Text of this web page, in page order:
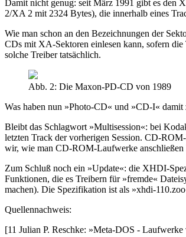
Damit nicht genug: seit März 1991 gibt es den
2/XA 2 mit 2324 Bytes), die innerhalb eines
Wie man schon an den Bezeichnungen der
CDs mit XA-Sektoren einlesen kann, sofern
solche Treiber tatsächlich.
Abb. 2: Die Maxon-PD-CD von 1989
Was haben nun »Photo-CD« und »CD-I«
Bleibt das Schlagwort »Multisession«: bei
letzten Track der vorherigen Session. CD-
wir, wie man CD-ROM-Laufwerke
Zum Schluß noch ein »Update«: die XHDI-
Funktionen, die es Treibern für »fremde«
machen). Die Spezifikation ist als »xhdi-
Quellennachweis:
[11 Julian P. Reschke: »Meta-DOS -